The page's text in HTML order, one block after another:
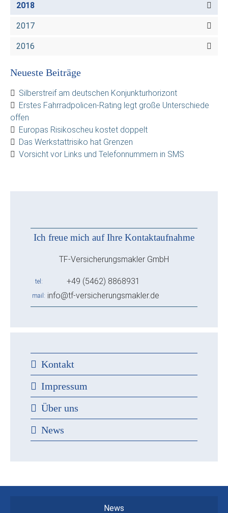
2018
2017
2016
Neueste Beiträge
Silberstreif am deutschen Konjunkturhorizont
Erstes Fahrradpolicen-Rating legt große Unterschiede
offen
Europas Risikoscheu kostet doppelt
Das Werkstattrisiko hat Grenzen
Vorsicht vor Links und Telefonnummern in SMS
Ich freue mich auf Ihre Kontaktaufnahme
TF-Versicherungsmakler GmbH
tel +49 (5462) 8868931
mail info@tf-versicherungsmakler.de
Kontakt
Impressum
Über uns
News
News